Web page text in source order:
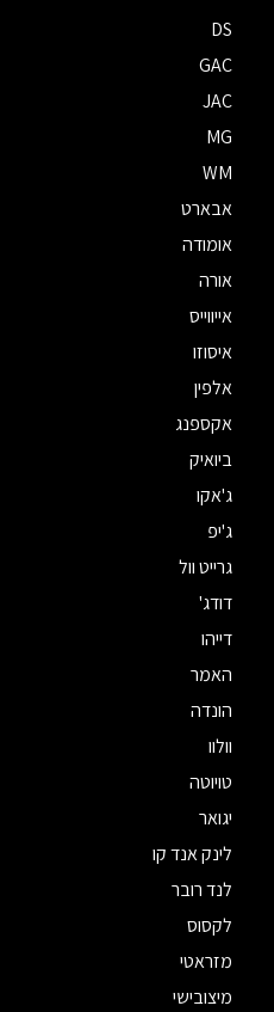
DS
GAC
JAC
MG
WM
אבארט
אומודה
אורה
אייווייס
איסוזו
אלפין
אקספנג
ביואיק
ג'אקו
ג'יפ
גרייט וול
דודג'
דייהו
האמר
הונדה
וולוו
טויוטה
יגואר
לינק אנד קו
לנד רובר
לקסוס
מזראטי
מיצובישי